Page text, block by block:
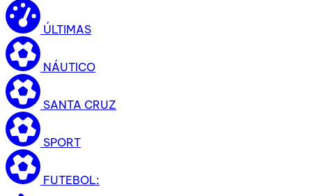
ÚLTIMAS
NÁUTICO
SANTA CRUZ
SPORT
FUTEBOL: